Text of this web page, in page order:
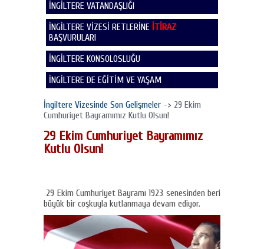
İNGİLTERE VATANDAŞLIĞI
İNGİLTERE VİZESİ RETLERİNE İTİRAZ
BAŞVURULARI
İNGİLTERE KONSOLOSLUĞU
İNGİLTERE DE EĞİTİM VE YAŞAM
İngiltere Vizesinde Son Gelişmeler -> 29 Ekim
Cumhuriyet Bayramımız Kutlu Olsun!
29 Ekim Cumhuriyet Bayramımız
Kutlu Olsun!
29 Ekim Cumhuriyet Bayramı 1923 senesinden beri
büyük bir coşkuyla kutlanmaya devam ediyor.